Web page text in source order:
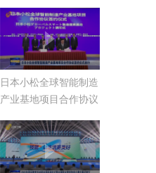
日本小松全球智能制造
产业基地项目合作协议